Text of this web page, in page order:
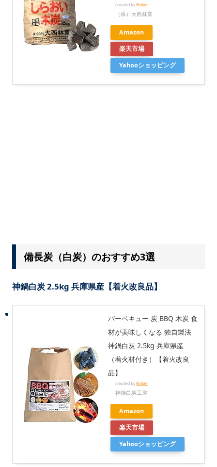
created byRinker
（株）大西林業
Amazon
楽天市場
Yahooショッピング
備長炭（白炭）のおすすめ3選
神鍋白炭 2.5kg 兵庫県産【着火改良品】
バーベキュー 炭 BBQ 木炭 食
材が美味しくなる 独自製法
神鍋白炭 2.5kg 兵庫県産
（着火材付き）【着火改良
品】
created byRinker
神鍋白炭工房
Amazon
楽天市場
Yahooショッピング